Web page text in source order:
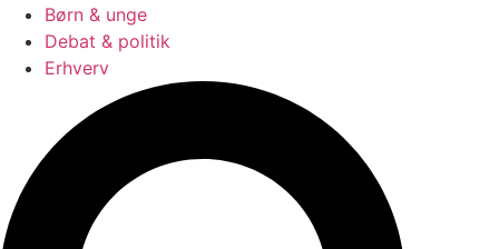
Børn & unge
Debat & politik
Erhverv